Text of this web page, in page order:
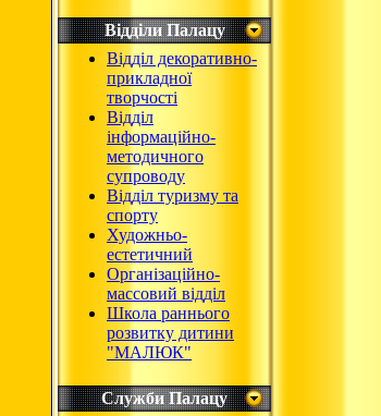
Відділи Палацу
Відділ декоративно-
прикладної
творчості
Відділ
інформаційно-
методичного
супроводу
Відділ туризму та
спорту
Художньо-
естетичний
Організаційно-
массовий відділ
Школа раннього
розвитку дитини
"МАЛЮК"
Служби Палацу